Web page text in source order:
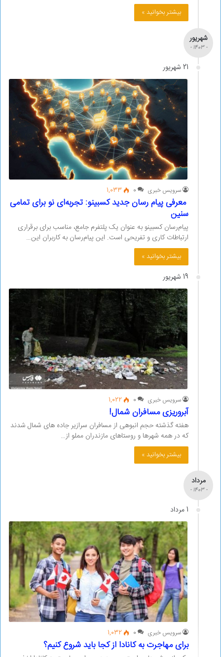
بیشتر بخوانید »
شهریور
- 1403 -
21 شهریور
سرویس خبری 0
1,033
معرفی پیام‌ رسان جدید کسبینو: تجربه‌ای نو برای تمامی
سنین
پیام‌رسان کسبینو به عنوان یک پلتفرم جامع، مناسب برای برقراری
ارتباطات کاری و تفریحی است. این پیام‌رسان به کاربران این…
بیشتر بخوانید »
19 شهریور
سرویس خبری 0
1,022
آبروریزی مسافران شمال!
هفته گذشته حجم انبوهی از مسافران سرازیر جاده های شمال شدند
که در همه شهرها و روستاهای مازندران مملو از…
بیشتر بخوانید »
مرداد
- 1403 -
1 مرداد
سرویس خبری 0
1,032
برای مهاجرت به کانادا از کجا باید شروع کنیم؟